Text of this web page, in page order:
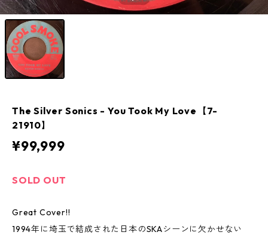
The Silver Sonics - You Took My Love【7-
21910】
¥99,999
SOLD OUT
Great Cover!!
1994年に埼玉で結成された日本のSKAシーンに欠かせない